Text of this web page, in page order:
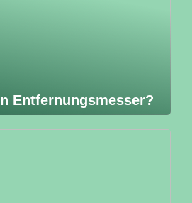
Entfernungsmesser?